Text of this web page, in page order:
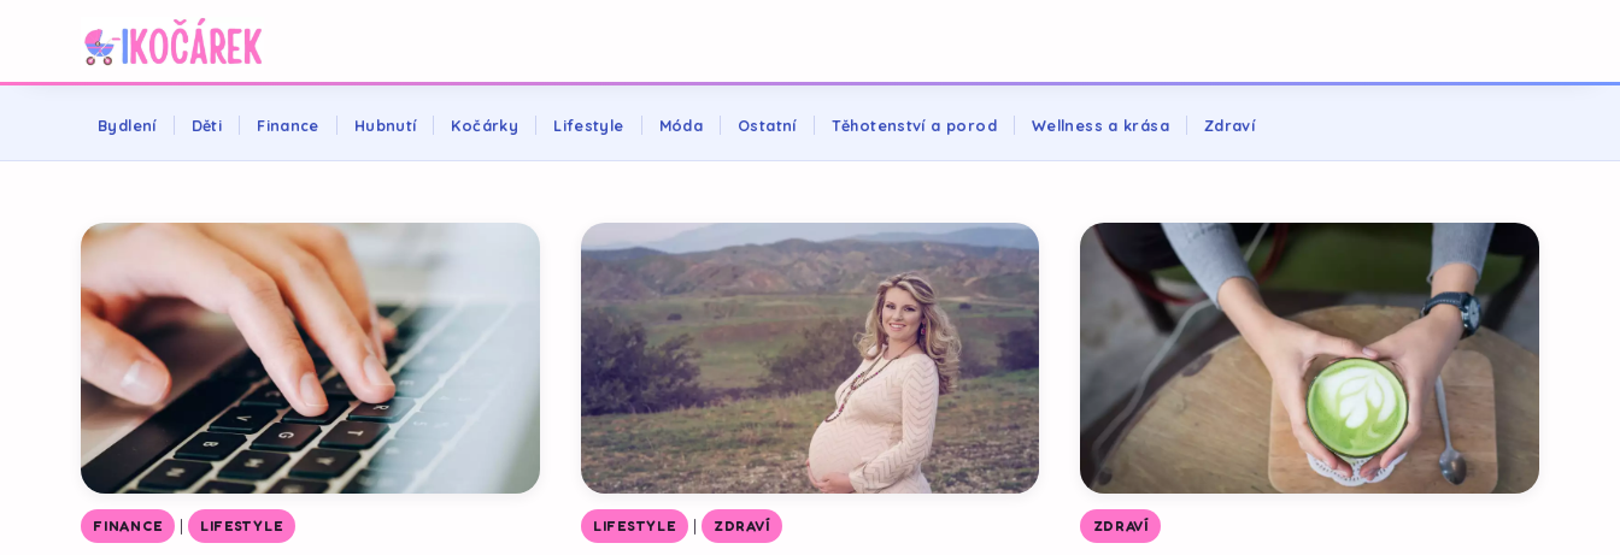
Bydlení Děti Finance Hubnutí Kočárky Lifestyle Móda Ostatní Těhotenství a porod Wellness a krása Zdraví
FINANCE | LIFESTYLE LIFESTYLE | ZDRAVÍ ZDRAVÍ